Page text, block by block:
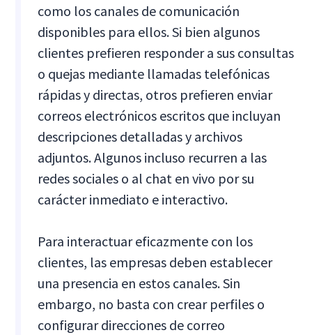
como los canales de comunicación
disponibles para ellos. Si bien algunos
clientes prefieren responder a sus consultas
o quejas mediante llamadas telefónicas
rápidas y directas, otros prefieren enviar
correos electrónicos escritos que incluyan
descripciones detalladas y archivos
adjuntos. Algunos incluso recurren a las
redes sociales o al chat en vivo por su
carácter inmediato e interactivo.
Para interactuar eficazmente con los
clientes, las empresas deben establecer
una presencia en estos canales. Sin
embargo, no basta con crear perfiles o
configurar direcciones de correo